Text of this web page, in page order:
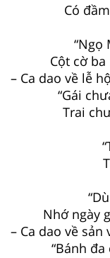
Có
“Ngọ
Cột cờ ba
– Ca dao về lễ
“Gái
Trai
Nhớ ngày
– Ca dao về
“Bánh đa